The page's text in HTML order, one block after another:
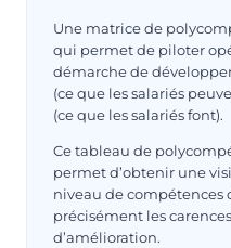
Une matrice de
qui permet de piloter
démarche de
(ce que les salariés
(ce que les salariés font).
Ce tableau de
permet d’obtenir une
niveau de compétences
précisément les
d’amélioration.